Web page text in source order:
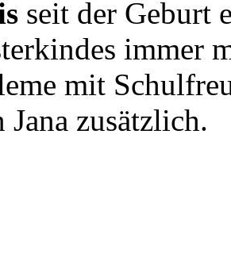
seit der Geburt
immer
mit
Jana zusätzlich.